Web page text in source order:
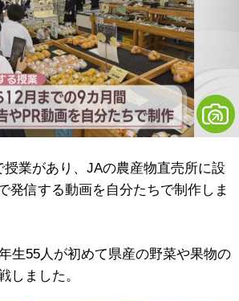
業があり、JAの農産物直売所に設
発信する動画を自分たちで制作しま
生55人が初めて県産の野菜や果物の
しました。